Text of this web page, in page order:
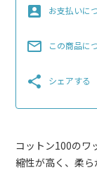
account_box お支払いに
mail_outline この商品に
share シェアする
コットン100のワ
縮性が高く、柔